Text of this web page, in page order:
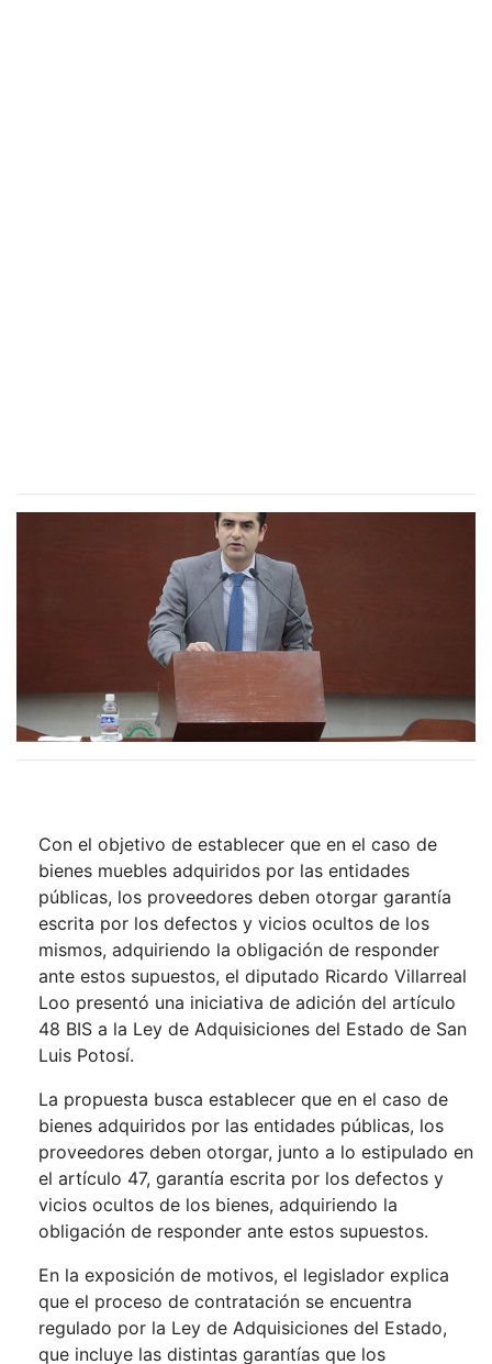
Con el objetivo de establecer que en el caso de
bienes muebles adquiridos por las entidades
públicas, los proveedores deben otorgar garantía
escrita por los defectos y vicios ocultos de los
mismos, adquiriendo la obligación de responder
ante estos supuestos, el diputado Ricardo Villarreal
Loo presentó una iniciativa de adición del artículo
48 BIS a la Ley de Adquisiciones del Estado de San
Luis Potosí.
La propuesta busca establecer que en el caso de
bienes adquiridos por las entidades públicas, los
proveedores deben otorgar, junto a lo estipulado en
el artículo 47, garantía escrita por los defectos y
vicios ocultos de los bienes, adquiriendo la
obligación de responder ante estos supuestos.
En la exposición de motivos, el legislador explica
que el proceso de contratación se encuentra
regulado por la Ley de Adquisiciones del Estado,
que incluye las distintas garantías que los